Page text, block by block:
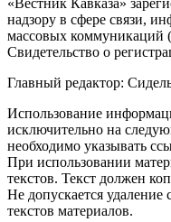
«Вестник Кавказа»
надзору в сфере связи,
массовых коммуникаций
Свидетельство о
Главный редактор:
Использование
исключительно на
необходимо указывать
При использовании
текстов. Текст должен
Не допускается
текстов материалов.